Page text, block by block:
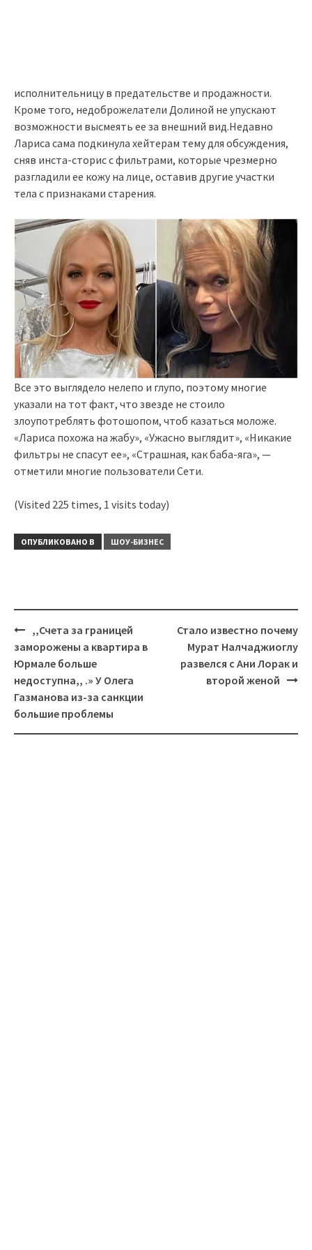
исполнительницу в предательстве и продажности.
Кроме того, недоброжелатели Долиной не упускают
возможности высмеять ее за внешний вид.Недавно
Лариса сама подкинула хейтерам тему для обсуждения,
сняв инста-сторис с фильтрами, которые чрезмерно
разгладили ее кожу на лице, оставив другие участки
тела с признаками старения.
Все это выглядело нелепо и глупо, поэтому многие
указали на тот факт, что звезде не стоило
злоупотреблять фотошопом, чтоб казаться моложе.
«Лариса похожа на жабу», «Ужасно выглядит», «Никакие
фильтры не спасут ее», «Страшная, как баба-яга», —
отметили многие пользователи Сети.
(Visited 225 times, 1 visits today)
ОПУБЛИКОВАНО В ШОУ-БИЗНЕС
Навигация
,,Счета за границей
заморожены а квартира в
Юрмале больше
недоступна,, .» У Олега
Газманова из-за санкции
большие проблемы
Стало известно почему
Мурат Налчаджиоглу
развелся с Ани Лорак и
второй женой